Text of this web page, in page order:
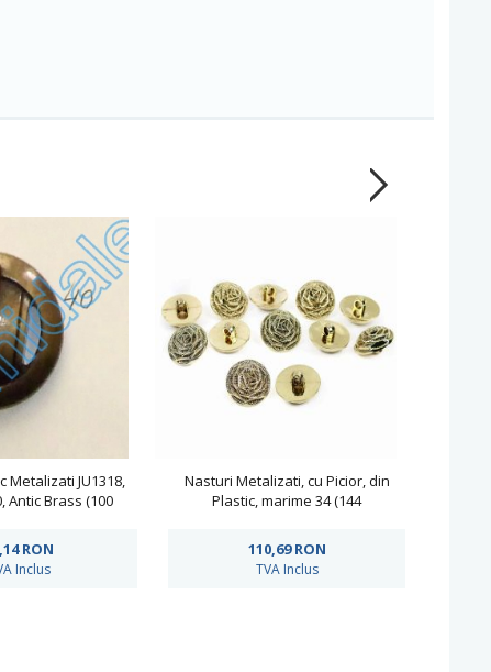
Metalizati JU1318,
Antic Brass (100
RON
Inclus
Nasturi Metalizati, cu Picior, din
Plastic, marime 34 (144
110,69RON
TVA Inclus